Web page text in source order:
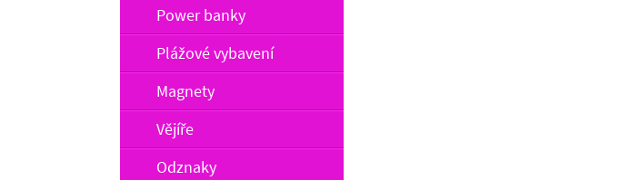
Power banky
Plážové vybavení
Magnety
Vějíře
Odznaky